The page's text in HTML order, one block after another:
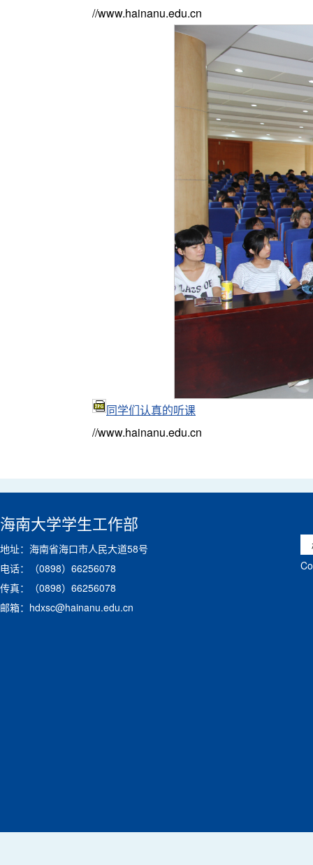
//www.hainanu.edu.cn
同学们认真的听课
//www.hainanu.edu.cn
海南大学学生工作部
地址：海南省海口市人民大道58号
电话：（0898）66256078
传真：（0898）66256078
邮箱：hdxsc@hainanu.edu.cn